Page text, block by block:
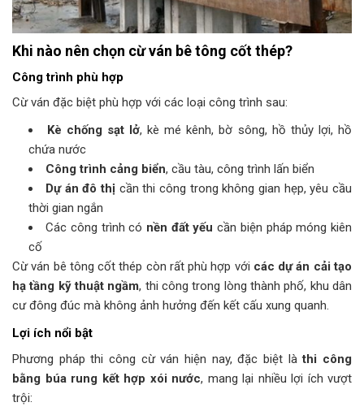
Khi nào nên chọn cừ ván bê tông cốt thép?
Công trình phù hợp
Cừ ván đặc biệt phù hợp với các loại công trình sau:
Kè chống sạt lở, kè mé kênh, bờ sông, hồ thủy lợi, hồ
chứa nước
Công trình cảng biển, cầu tàu, công trình lấn biển
Dự án đô thị cần thi công trong không gian hẹp, yêu cầu
thời gian ngắn
Các công trình có nền đất yếu cần biện pháp móng kiên
cố
Cừ ván bê tông cốt thép còn rất phù hợp với các dự án cải tạo
hạ tầng kỹ thuật ngầm, thi công trong lòng thành phố, khu dân
cư đông đúc mà không ảnh hưởng đến kết cấu xung quanh.
Lợi ích nổi bật
Phương pháp thi công cừ ván hiện nay, đặc biệt làthi công
bằng búa rung kết hợp xói nước, mang lại nhiều lợi ích vượt
trội: